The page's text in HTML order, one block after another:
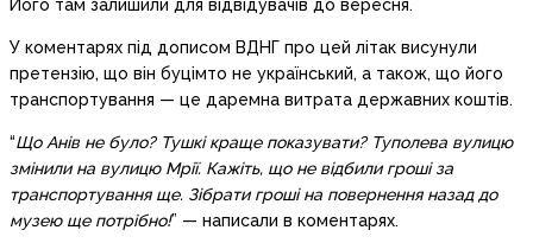
Його там залишили для відвідувачів до вересня.
У коментарях під дописом ВДНГ про цей літак висунули
претензію, що він буцімто не український, а також, що його
транспортування — це даремна витрата державних коштів.
“Що Анів не було? Тушкі краще показувати? Туполева вулицю
змінили на вулицю Мрії. Кажіть, що не відбили гроші за
транспортування ще. Зібрати гроші на повернення назад до
музею ще потрібно!” — написали в коментарях.